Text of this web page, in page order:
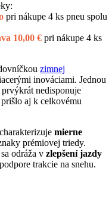
pri nákupe 4 ks pneu spolu
10,00 € pri nákupe 4 ks
zimnej
inováciami. Jednou
nedisponuje
aj k celkovému
charakterizuje mierne
prémiovej triedy.
odráža v zlepšení jazdy
trakcie na snehu.